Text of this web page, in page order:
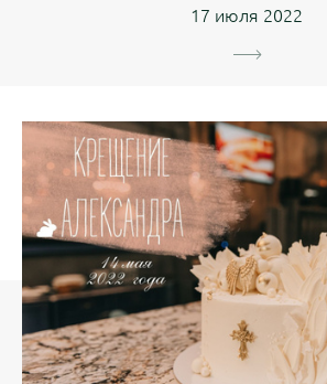
17 июля 2022